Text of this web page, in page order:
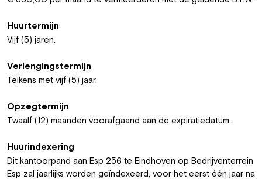
Huurtermijn
Vijf (5) jaren.
Verlengingstermijn
Telkens met vijf (5) jaar.
Opzegtermijn
Twaalf (12) maanden voorafgaand aan de expiratiedatum.
Huurindexering
Dit kantoorpand aan Esp 256 te Eindhoven op Bedrijventerrein
Esp zal jaarlijks worden geïndexeerd, voor het eerst één jaar na